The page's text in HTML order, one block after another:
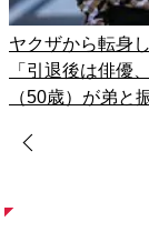
ヤクザから転身
「引退後は俳優
（50歳）が弟と